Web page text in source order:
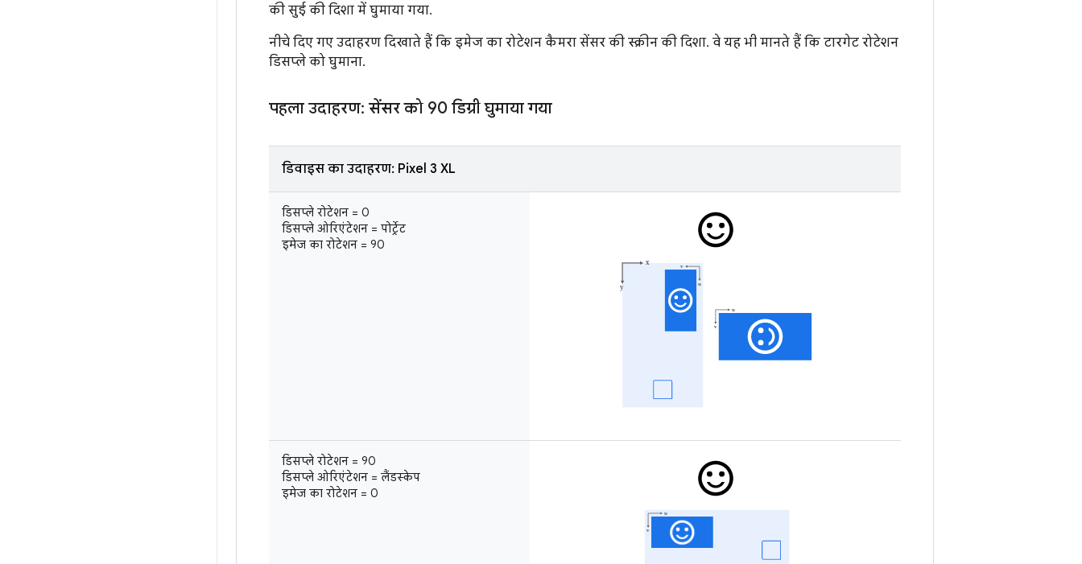
की सुई की दिशा में घुमाया गया.
नीचे दिए गए उदाहरण दिखाते हैं कि इमेज का रोटेशन कैमरा सेंसर की स्क्रीन की दिशा. वे यह भी मानते हैं कि टारगेट रोटेशन
डिसप्ले को घुमाना.
पहला उदाहरण: सेंसर को 90 डिग्री घुमाया गया
डिवाइस का उदाहरण: Pixel 3 XL
डिसप्ले रोटेशन = 0
डिसप्ले ओरिएंटेशन = पोर्ट्रेट
इमेज का रोटेशन = 90
डिसप्ले रोटेशन = 90
डिसप्ले ओरिएंटेशन = लैंडस्केप
इमेज का रोटेशन = 0